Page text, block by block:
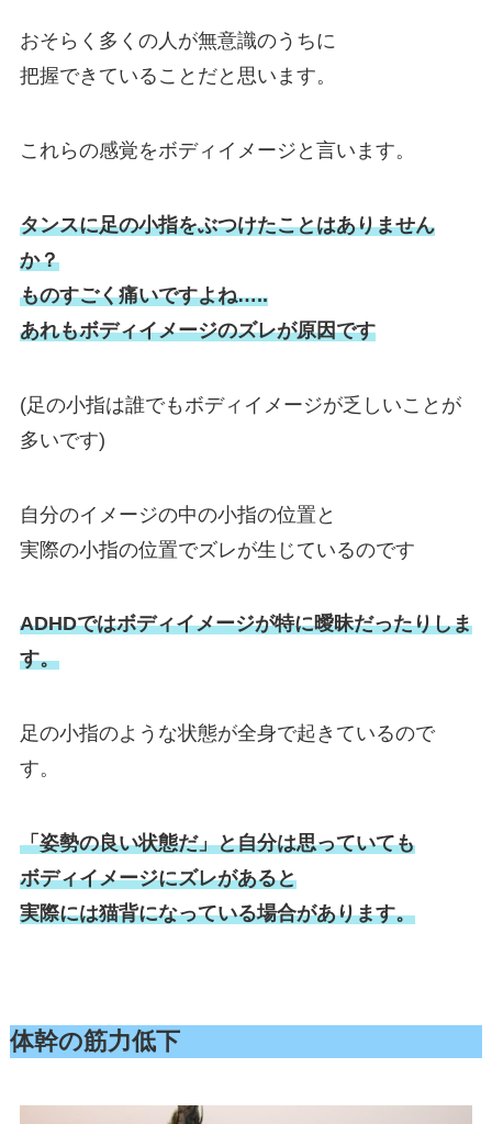
おそらく多くの人が無意識のうちに
把握できていることだと思います。
これらの感覚をボディイメージと言います。
タンスに足の小指をぶつけたことはありません
か？
ものすごく痛いですよね…..
あれもボディイメージのズレが原因です
(足の小指は誰でもボディイメージが乏しいことが
多いです)
自分のイメージの中の小指の位置と
実際の小指の位置でズレが生じているのです
ADHDではボディイメージが特に曖昧だったりしま
す。
足の小指のような状態が全身で起きているので
す。
「姿勢の良い状態だ」と自分は思っていても
ボディイメージにズレがあると
実際には猫背になっている場合があります。
体幹の筋力低下